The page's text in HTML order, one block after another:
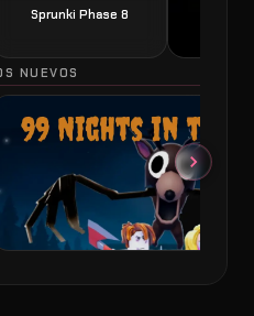
Sprunki Phase 8
NUEVOS